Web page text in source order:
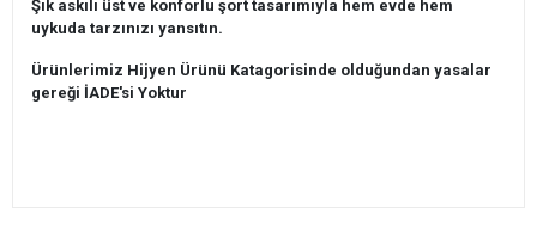
Şık askılı üst ve konforlu şort tasarımıyla hem evde hem
uykuda tarzınızı yansıtın.
Ürünlerimiz Hijyen Ürünü Katagorisinde olduğundan yasalar
gereği İADE'si Yoktur